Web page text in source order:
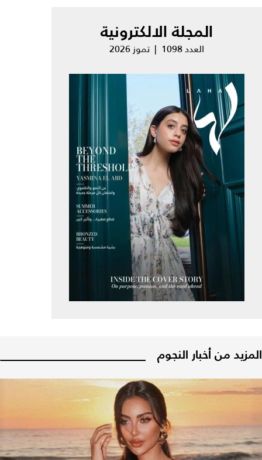
المجلة الالكترونية
العدد 1098 | تموز 2026
المزيد من أخبار النجوم